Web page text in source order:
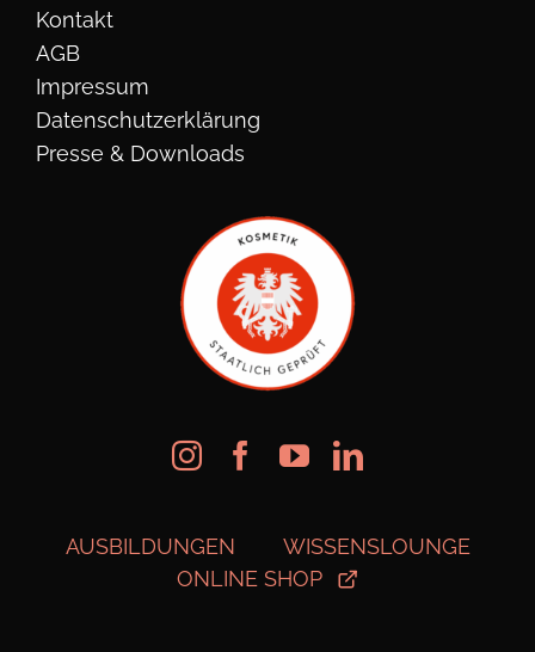
Kontakt
AGB
Impressum
Datenschutzerklärung
Presse & Downloads
AUSBILDUNGEN
WISSENSLOUNGE
ONLINE SHOP